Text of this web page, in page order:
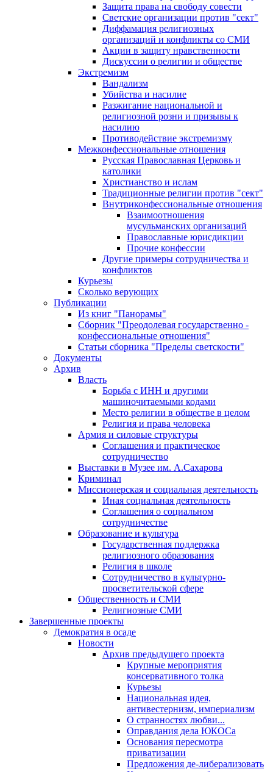
Защита права на свободу совести
Светские организации против "сект"
Диффамация религиозных
организаций и конфликты со СМИ
Акции в защиту нравственности
Дискуссии о религии и обществе
Экстремизм
Вандализм
Убийства и насилие
Разжигание национальной и
религиозной розни и призывы к
насилию
Противодействие экстремизму
Межконфессиональные отношения
Русская Православная Церковь и
католики
Христианство и ислам
Традиционные религии против "сект"
Внутриконфессиональные отношения
Взаимоотношения
мусульманских организаций
Православные юрисдикции
Прочие конфессии
Другие примеры сотрудничества и
конфликтов
Курьезы
Сколько верующих
Публикации
Из книг "Панорамы"
Сборник "Преодолевая государственно -
конфессиональные отношения"
Статьи сборника "Пределы светскости"
Документы
Архив
Власть
Борьба с ИНН и другими
машиночитаемыми кодами
Место религии в обществе в целом
Религия и права человека
Армия и силовые структуры
Соглашения и практическое
сотрудничество
Выставки в Музее им. А.Сахарова
Криминал
Миссионерская и социальная деятельность
Иная социальная деятельность
Соглашения о социальном
сотрудничестве
Образование и культура
Государственная поддержка
религиозного образования
Религия в школе
Сотрудничество в культурно-
просветительской сфере
Общественность и СМИ
Религиозные СМИ
Завершенные проекты
Демократия в осаде
Новости
Архив предыдущего проекта
Крупные мероприятия
консервативного толка
Курьезы
Национальная идея,
антивестернизм, империализм
О странностях любви...
Оправдания дела ЮКОСа
Основания пересмотра
приватизации
Предложения де-либерализовать